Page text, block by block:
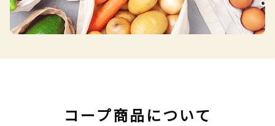
コープ商品について